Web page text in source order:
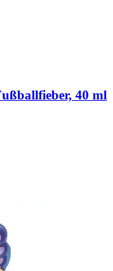
40 ml